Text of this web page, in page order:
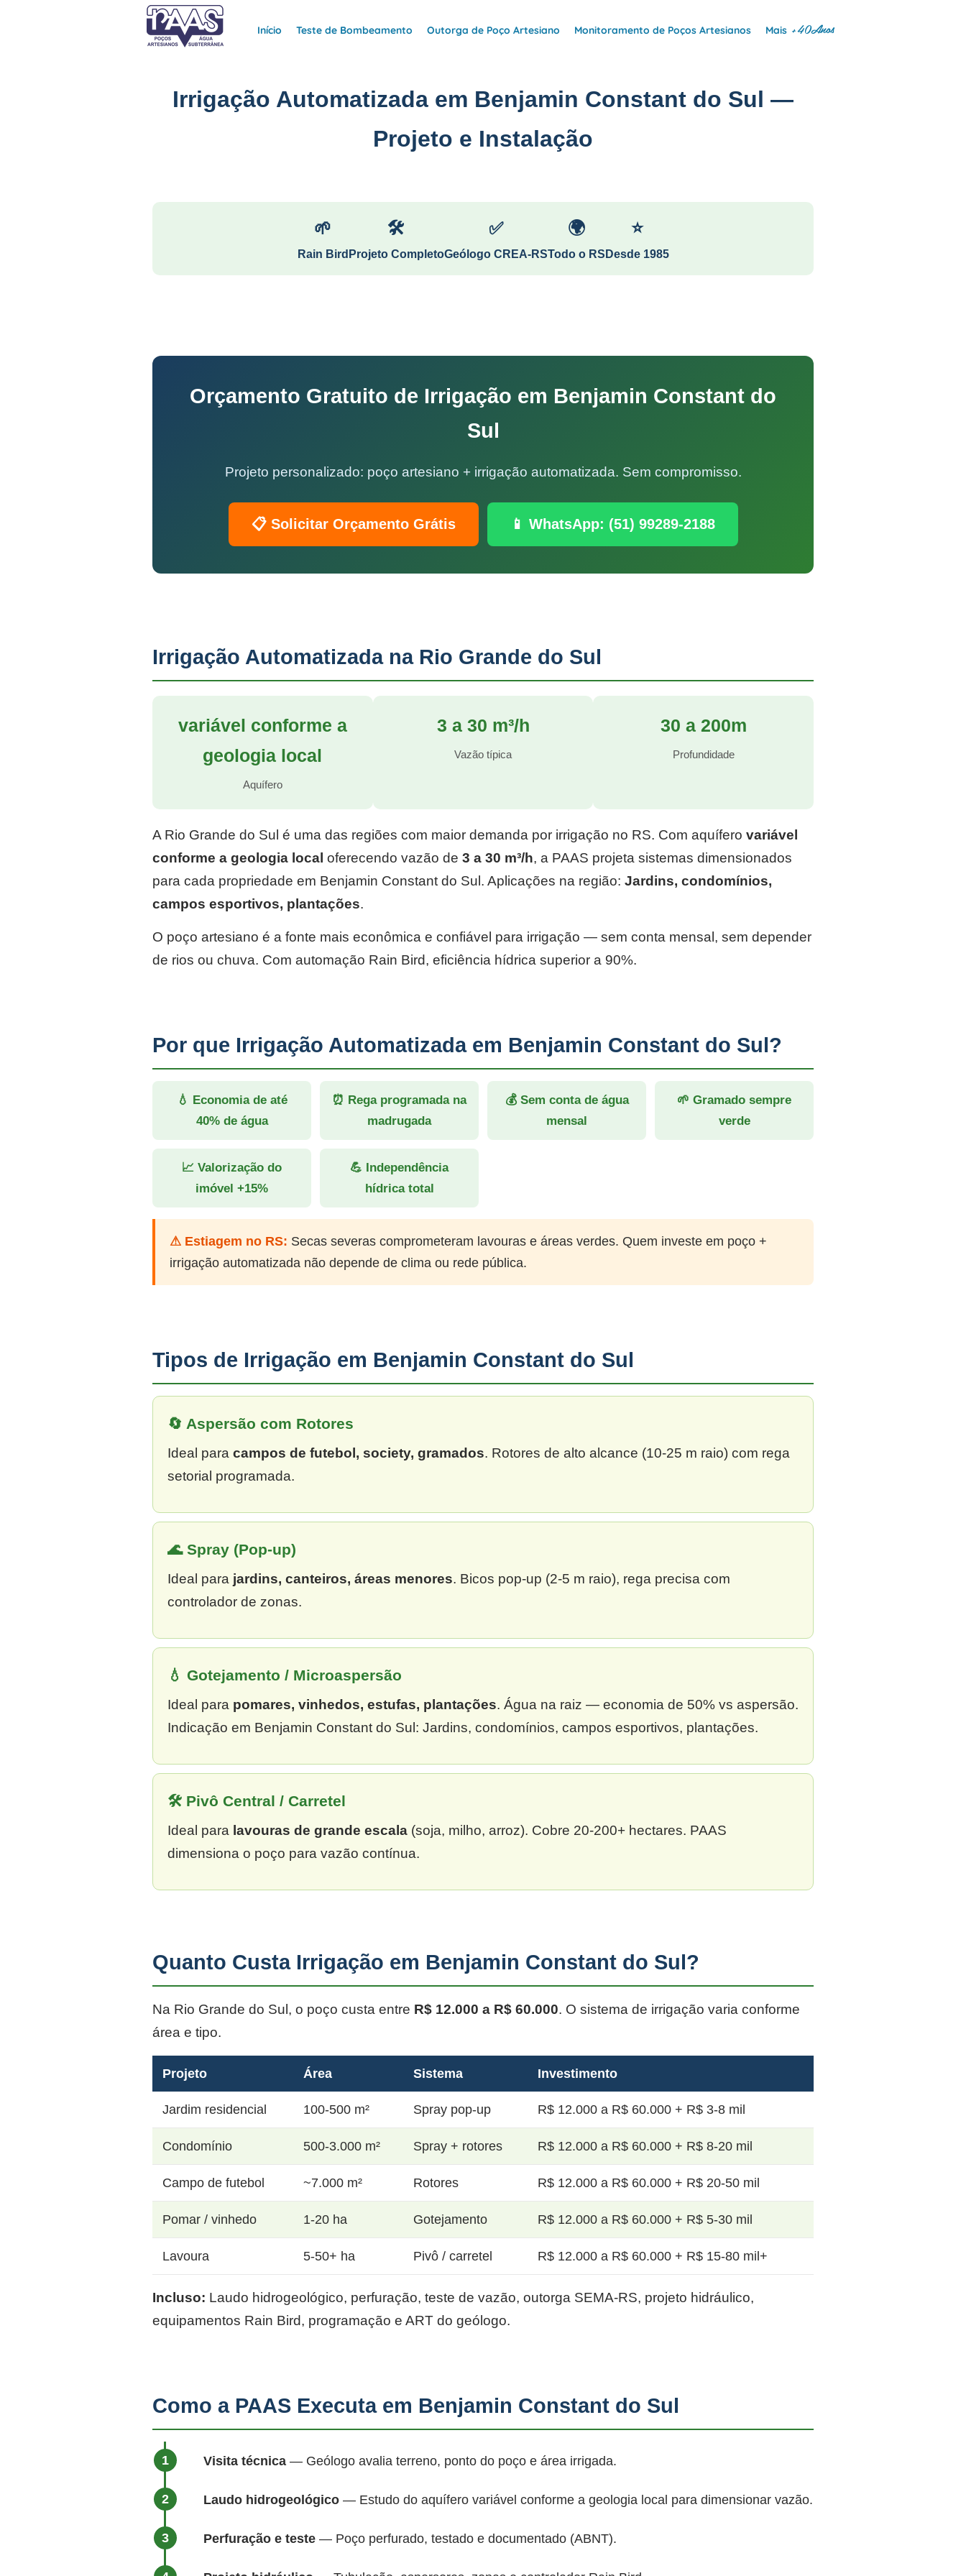
Início Teste de Bombeamento Outorga de Poço Artesiano Monitoramento de Poços Artesianos Mais +40Anos
Irrigação Automatizada em Benjamin Constant do Sul —
Projeto e Instalação
🌱
Rain Bird
🛠
Projeto Completo
✅
Geólogo CREA-RS
🌍
Todo o RS
⭐
Desde 1985
Orçamento Gratuito de Irrigação em Benjamin Constant do
Sul
Projeto personalizado: poço artesiano + irrigação automatizada. Sem compromisso.
📋 Solicitar Orçamento Grátis 📱 WhatsApp: (51) 99289-2188
Irrigação Automatizada na Rio Grande do Sul
variável conforme a
geologia local
Aquífero
3 a 30 m³/h
Vazão típica
30 a 200m
Profundidade
A Rio Grande do Sul é uma das regiões com maior demanda por irrigação no RS. Com aquífero variável
conforme a geologia local oferecendo vazão de 3 a 30 m³/h, a PAAS projeta sistemas dimensionados
para cada propriedade em Benjamin Constant do Sul. Aplicações na região: Jardins, condomínios,
campos esportivos, plantações.
O poço artesiano é a fonte mais econômica e confiável para irrigação — sem conta mensal, sem depender
de rios ou chuva. Com automação Rain Bird, eficiência hídrica superior a 90%.
Por que Irrigação Automatizada em Benjamin Constant do Sul?
💧 Economia de até
40% de água
⏰ Rega programada na
madrugada
💰 Sem conta de água
mensal
🌱 Gramado sempre
verde
📈 Valorização do
imóvel +15%
💪 Independência
hídrica total
⚠ Estiagem no RS: Secas severas comprometeram lavouras e áreas verdes. Quem investe em poço +
irrigação automatizada não depende de clima ou rede pública.
Tipos de Irrigação em Benjamin Constant do Sul
🔄 Aspersão com Rotores
Ideal para campos de futebol, society, gramados. Rotores de alto alcance (10-25 m raio) com rega
setorial programada.
🌊 Spray (Pop-up)
Ideal para jardins, canteiros, áreas menores. Bicos pop-up (2-5 m raio), rega precisa com
controlador de zonas.
💧 Gotejamento / Microaspersão
Ideal para pomares, vinhedos, estufas, plantações. Água na raiz — economia de 50% vs aspersão.
Indicação em Benjamin Constant do Sul: Jardins, condomínios, campos esportivos, plantações.
🛠 Pivô Central / Carretel
Ideal para lavouras de grande escala (soja, milho, arroz). Cobre 20-200+ hectares. PAAS
dimensiona o poço para vazão contínua.
Quanto Custa Irrigação em Benjamin Constant do Sul?
Na Rio Grande do Sul, o poço custa entre R$ 12.000 a R$ 60.000. O sistema de irrigação varia conforme
área e tipo.
Projeto Área Sistema Investimento
Jardim residencial 100-500 m² Spray pop-up R$ 12.000 a R$ 60.000 + R$ 3-8 mil
Condomínio 500-3.000 m² Spray + rotores R$ 12.000 a R$ 60.000 + R$ 8-20 mil
Campo de futebol ~7.000 m² Rotores R$ 12.000 a R$ 60.000 + R$ 20-50 mil
Pomar / vinhedo 1-20 ha Gotejamento R$ 12.000 a R$ 60.000 + R$ 5-30 mil
Lavoura 5-50+ ha Pivô / carretel R$ 12.000 a R$ 60.000 + R$ 15-80 mil+
Incluso: Laudo hidrogeológico, perfuração, teste de vazão, outorga SEMA-RS, projeto hidráulico,
equipamentos Rain Bird, programação e ART do geólogo.
Como a PAAS Executa em Benjamin Constant do Sul
Visita técnica — Geólogo avalia terreno, ponto do poço e área irrigada.
Laudo hidrogeológico — Estudo do aquífero variável conforme a geologia local para dimensionar vazão.
Perfuração e teste — Poço perfurado, testado e documentado (ABNT).